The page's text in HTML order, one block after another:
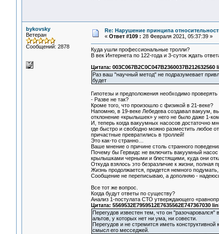
bykovsky
Ветеран
Сообщений: 2878
Re: Нарушение принципа
« Ответ #109 : 28 Февраля 2021, 05:37:39 »
Куда ушли профессиональные тролли?
В век Интернета по 122-года и 3-суток ждать
Цитата: 003C067B2C0C047B2360037B212632560
Раз ваш "научный метод" не подразумевает
будет
Гипотезы и предположения необходимо
- Разве не так?
Кроме того, что произошло с физикой в 21-веке?
Напомню, в 19-веке Лебедева создавал вакуум,
отклонение «крылышек» у него не было даже 1-
И, теперь когда вакуумных насосов достаточно
где быстро и свободно можно разместить любое
причастные превратились в троллей!
Это как-то странно…
Ваше мнение о причине столь странного
Почему бы Гервидс не включить вакуумный насос
крылышками черными и блестящими, куда они
Откуда взялось это безразличие к жизни, полная
Жизнь продолжается, придется немного
Сообщение не переписываю, а дополняю -
Все тот же вопрос.
Когда будут ответы по существу?
Анализ 1-постулата СТО утверждающего
Цитата: 5569532E7959512E7635562E747367030
Перегудов известен тем, что он "разочаровался"
альтов, у которых нет ни ума, ни совести.
Перегудов и не стремится иметь
смысл его месседжей.